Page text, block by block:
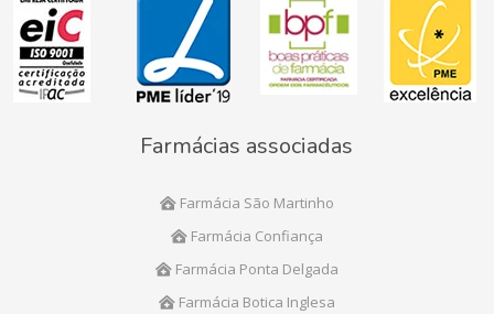
Farmácias associadas
Farmácia São Martinho
Farmácia Confiança
Farmácia Ponta Delgada
Farmácia Botica Inglesa